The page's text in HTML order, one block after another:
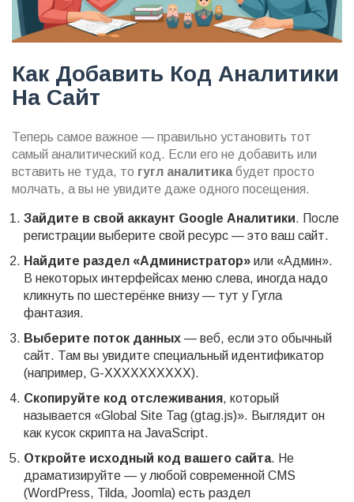
Как Добавить Код Аналитики
На Сайт
Теперь самое важное — правильно установить тот
самый аналитический код. Если его не добавить или
вставить не туда, то гугл аналитикабудет просто
молчать, а вы не увидите даже одного посещения.
Зайдите в свой аккаунт Google Аналитики. После
регистрации выберите свой ресурс — это ваш сайт.
Найдите раздел «Администратор» или «Админ».
В некоторых интерфейсах меню слева, иногда надо
кликнуть по шестерёнке внизу — тут у Гугла
фантазия.
Выберите поток данных — веб, если это обычный
сайт. Там вы увидите специальный идентификатор
(например, G-XXXXXXXXXX).
Скопируйте код отслеживания, который
называется «Global Site Tag (gtag.js)». Выглядит он
как кусок скрипта на JavaScript.
Откройте исходный код вашего сайта. Не
драматизируйте — у любой современной CMS
(WordPress, Tilda, Joomla) есть раздел